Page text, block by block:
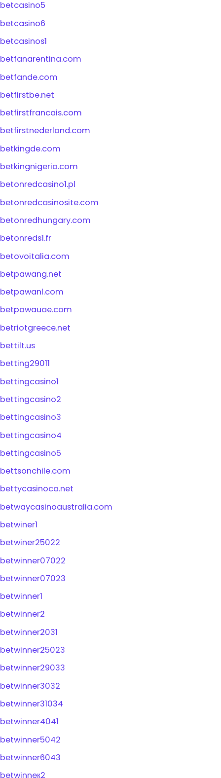
betcasino5
betcasino6
betcasinos1
betfanarentina.com
betfande.com
betfirstbe.net
betfirstfrancais.com
betfirstnederland.com
betkingde.com
betkingnigeria.com
betonredcasino1.pl
betonredcasinosite.com
betonredhungary.com
betonreds1.fr
betovoitalia.com
betpawang.net
betpawanl.com
betpawauae.com
betriotgreece.net
bettilt.us
betting29011
bettingcasino1
bettingcasino2
bettingcasino3
bettingcasino4
bettingcasino5
bettsonchile.com
bettycasinoca.net
betwaycasinoaustralia.com
betwiner1
betwiner25022
betwinner07022
betwinner07023
betwinner1
betwinner2
betwinner2031
betwinner25023
betwinner29033
betwinner3032
betwinner31034
betwinner4041
betwinner5042
betwinner6043
betwinneк2